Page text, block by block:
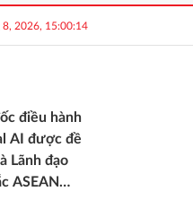
doanh nghiệp khoa học và công
8, 2026, 15:00:15
điều hành
AI được đề
Lãnh đạo
ASEAN